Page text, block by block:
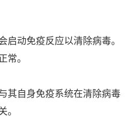
启动免疫反应以清除病毒。
常。
其自身免疫系统在清除病毒
。